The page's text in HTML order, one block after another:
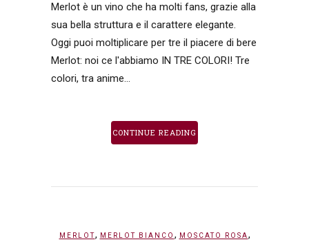
Merlot è un vino che ha molti fans, grazie alla
sua bella struttura e il carattere elegante.
Oggi puoi moltiplicare per tre il piacere di bere
Merlot: noi ce l'abbiamo IN TRE COLORI! Tre
colori, tra anime...
CONTINUE READING
MERLOT, MERLOT BIANCO , MOSCATO ROSA,